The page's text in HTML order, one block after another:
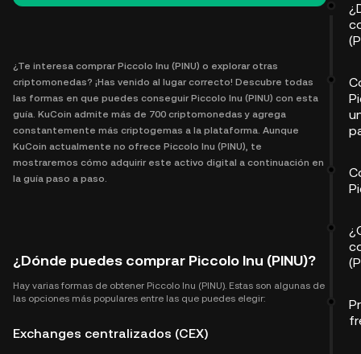
¿Te interesa comprar Piccolo Inu (PINU) o explorar otras
criptomonedas? ¡Has venido al lugar correcto! Descubre todas
las formas en que puedes conseguir Piccolo Inu (PINU) con esta
guía. KuCoin admite más de 700 criptomonedas y agrega
constantemente más criptogemas a la plataforma. Aunque
KuCoin actualmente no ofrece Piccolo Inu (PINU), te
mostraremos cómo adquirir este activo digital a continuación en
la guía paso a paso.
¿Dónde puedes comprar Piccolo Inu (PINU)?
Hay varias formas de obtener Piccolo Inu (PINU). Estas son algunas de
las opciones más populares entre las que puedes elegir:
Exchanges centralizados (CEX)